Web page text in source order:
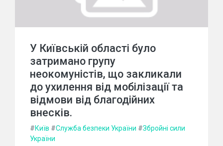
У Київській області було
затримано групу
неокомуністів, що закликали
до ухилення від мобілізації та
відмови від благодійних
внесків.
#Київ #Служба безпеки України #Збройні сили
України